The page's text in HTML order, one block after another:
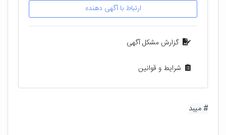
ارتباط با آگهی دهنده
گزارش مشکل آگهی
شرایط و قوانین
# میبد